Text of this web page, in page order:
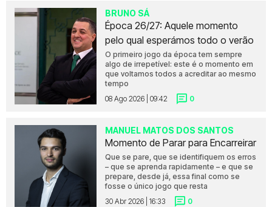
BRUNO SÁ
Época 26/27: Aquele momento
pelo qual esperámos todo o verão
O primeiro jogo da época tem sempre
algo de irrepetível: este é o momento em
que voltamos todos a acreditar ao mesmo
tempo
08 Ago 2026 | 09:42
0
MANUEL MATOS DOS SANTOS
Momento de Parar para Encarreirar
Que se pare, que se identifiquem os erros
– que se aprenda rapidamente – e que se
prepare, desde já, essa final como se
fosse o único jogo que resta
30 Abr 2026 | 16:33
0